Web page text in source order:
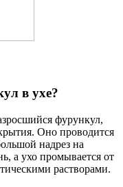
в ухе?
фурункул,
Оно проводится
надрез на
а ухо промывается от
растворами.